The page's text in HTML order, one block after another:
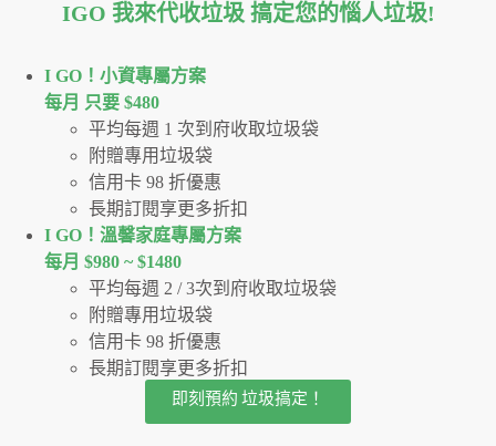
IGO 我來代收垃圾 搞定您的惱人垃圾!
I GO！⼩資專屬⽅案
每月 只要 $480
平均每週 1 次到府收取垃圾袋
附贈專用垃圾袋
信用卡 98 折優惠
長期訂閱享更多折扣
I GO！溫馨家庭專屬方案
每月 $980 ~ $1480
平均每週 2 / 3次到府收取垃圾袋
附贈專用垃圾袋
信用卡 98 折優惠
長期訂閱享更多折扣
即刻預約 垃圾搞定！